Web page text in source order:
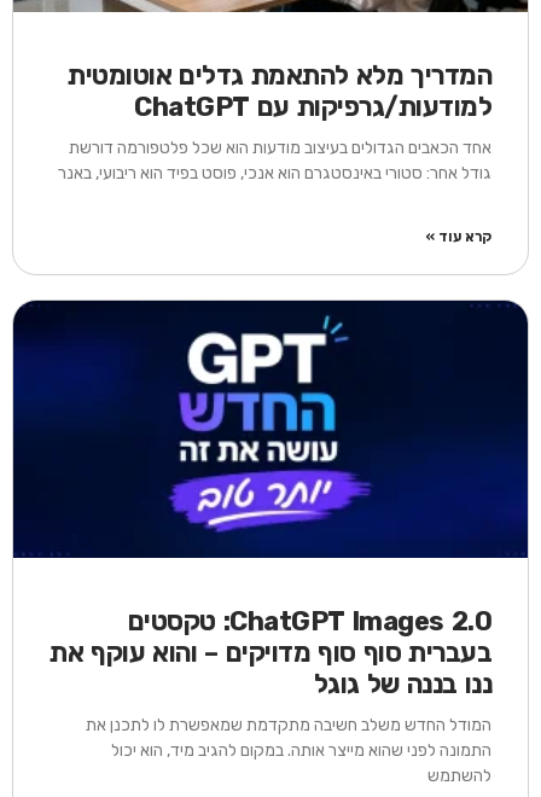
המדריך מלא להתאמת גדלים אוטומטית
למודעות/גרפיקות עם ChatGPT
אחד הכאבים הגדולים בעיצוב מודעות הוא שכל פלטפורמה דורשת
גודל אחר: סטורי באינסטגרם הוא אנכי, פוסט בפיד הוא ריבועי, באנר
קרא עוד »
ChatGPT Images 2.0: טקסטים
בעברית סוף סוף מדויקים – והוא עוקף את
ננו בננה של גוגל
המודל החדש משלב חשיבה מתקדמת שמאפשרת לו לתכנן את
התמונה לפני שהוא מייצר אותה. במקום להגיב מיד, הוא יכול
להשתמש